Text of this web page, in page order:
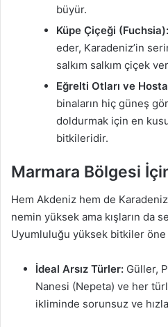
büyür.
Küpe Çiçeği (Fuchsia):
eder, Karadeniz’in
salkım salkım çiçek
Eğrelti Otları ve
binaların hiç güneş
doldurmak için en
bitkileridir.
Marmara Bölgesi
Hem Akdeniz hem de
nemin yüksek ama kışların da
Uyumluluğu yüksek bitkiler öne
İdeal Arsız Türler: Güller,
Nanesi (Nepeta) ve her
ikliminde sorunsuz ve